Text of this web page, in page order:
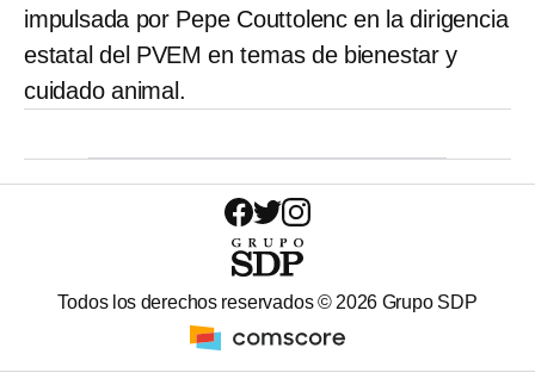
impulsada por Pepe Couttolenc en la dirigencia
estatal del PVEM en temas de bienestar y
cuidado animal.
Todos los derechos reservados © 2026 Grupo SDP